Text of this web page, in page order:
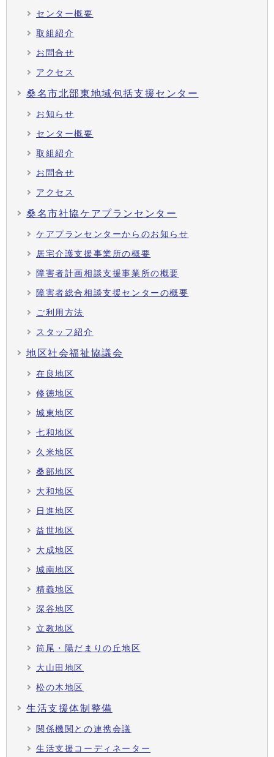
センター概要
取組紹介
お問合せ
アクセス
桑名市北部東地域包括支援センター
お知らせ
センター概要
取組紹介
お問合せ
アクセス
桑名市社協ケアプランセンター
ケアプランセンターからのお知らせ
居宅介護支援事業所の概要
障害者計画相談支援事業所の概要
障害者総合相談支援センターの概要
ご利用方法
スタッフ紹介
地区社会福祉協議会
在良地区
修徳地区
城東地区
七和地区
久米地区
桑部地区
大和地区
日進地区
益世地区
大成地区
城南地区
精義地区
深谷地区
立教地区
筒尾・陽だまりの丘地区
大山田地区
松の木地区
生活支援体制整備
関係機関との連携会議
生活支援コーディネーター